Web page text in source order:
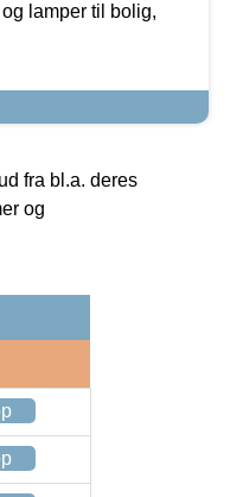
lamper til bolig,
fra bl.a. deres
og